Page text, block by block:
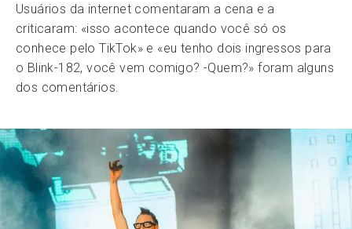
Usuários da internet comentaram a cena e a
criticaram: «isso acontece quando você só os
conhece pelo TikTok» e «eu tenho dois ingressos para
o Blink-182, você vem comigo? -Quem?» foram alguns
dos comentários.